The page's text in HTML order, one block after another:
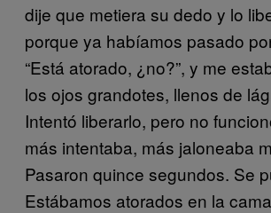
dije que metiera su dedo y lo
porque ya habíamos pasado
“Está atorado, ¿no?”, y me
los ojos grandotes, llenos de
Intentó liberarlo, pero no
más intentaba, más jaloneaba
Pasaron quince segundos. Se
Estábamos atorados en la